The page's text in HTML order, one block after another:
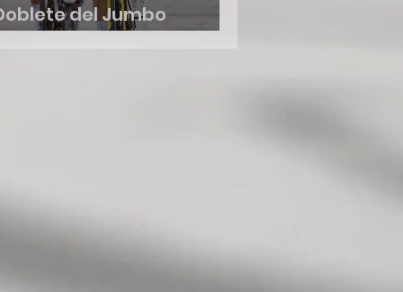
del Jumbo